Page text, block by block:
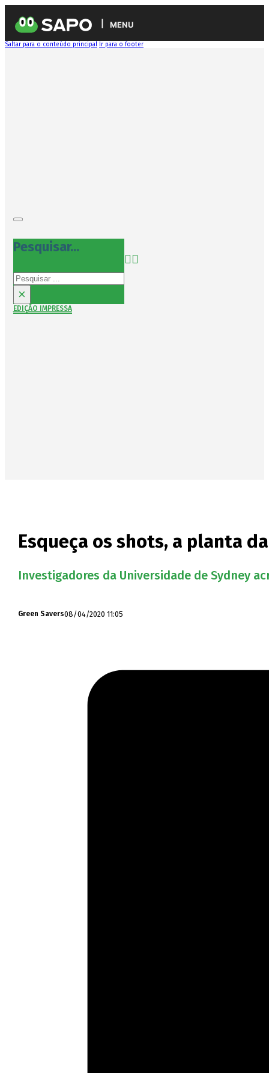
MENU
Saltar para o conteúdo principal Ir para o footer
Pesquisar...
Pesquisar
×
EDIÇÃO IMPRESSA
Esqueça os shots, a planta
Investigadores da Universidade de Sydney
Green Savers08/04/2020 11:05